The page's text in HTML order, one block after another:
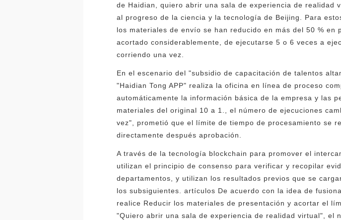
de Haidian, quiero abrir una sala de experiencia de
al progreso de la ciencia y la tecnología de Beijing. Para
los materiales de envío se han reducido en más del 50 %
acortado considerablemente, de ejecutarse 5 o 6 veces a
corriendo una vez.
En el escenario del "subsidio de capacitación de talentos
"Haidian Tong APP" realiza la oficina en línea de proceso
automáticamente la información básica de la empresa y las
materiales del original 10 a 1., el número de ejecuciones
vez", prometió que el límite de tiempo de procesamiento se
directamente después aprobación.
A través de la tecnología blockchain para promover el
utilizan el principio de consenso para verificar y recopilar
departamentos, y utilizan los resultados previos que se
los subsiguientes. artículos De acuerdo con la idea de
realice Reducir los materiales de presentación y acortar el
"Quiero abrir una sala de experiencia de realidad virtual", el